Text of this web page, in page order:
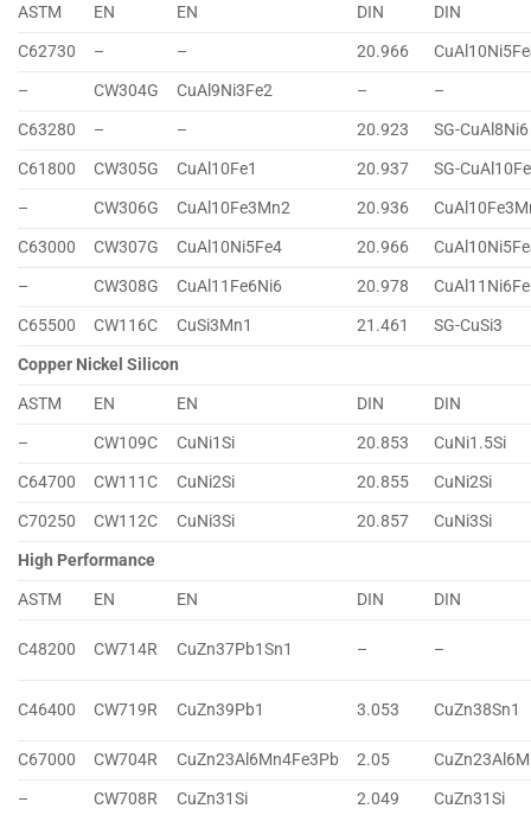
ASTM
EN EN DIN
DIN
C62730
– – 20.966
–
CW304G CuAl9Ni3Fe2 –
–
C63280
– – 20.923
SG-CuAl8Ni6
C61800
CW305G CuAl10Fe1 20.937
SG-CuAl10Fe
–
CW306G CuAl10Fe3Mn2 20.936
C63000
CW307G CuAl10Ni5Fe4 20.966
–
CW308G CuAl11Fe6Ni6 20.978
C65500
CW116C CuSi3Mn1 21.461
SG-CuSi3
Copper Nickel Silicon
ASTM
EN EN DIN
DIN
–
CW109C CuNi1Si 20.853
CuNi1.5Si
C64700
CW111C CuNi2Si 20.855
CuNi2Si
C70250
CW112C CuNi3Si 20.857
CuNi3Si
High Performance
ASTM
EN EN DIN DIN
C48200 CW714R CuZn37Pb1Sn1 – –
C46400 CW719R CuZn39Pb1 3.053 CuZn38Sn1
C67000 CW704R CuZn23Al6Mn4Fe3Pb 2.05
–
CW708R CuZn31Si 2.049
CuZn31Si